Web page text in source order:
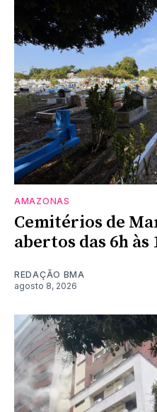
AMAZONAS
Cemitérios de
abertos das 6h às
REDAÇÃO BMA
agosto 8, 2026